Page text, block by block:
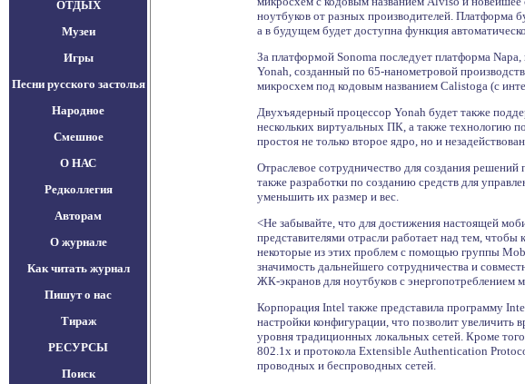
ОТДЫХ
Музеи
Игры
Песни русского застолья
Народное
Смешное
О НАС
Редколлегия
Авторам
О журнале
Как читать журнал
Пишут о нас
Тираж
РЕСУРСЫ
Поиск
ноутбуков от разных производителей. Платформа
а в будущем будет доступна функция
За платформой Sonoma последует платформа
Yonah, созданный по 65-нанометровой
микросхем под кодовым названием Calistoga (с
Двухъядерный процессор Yonah будет также
нескольких виртуальных ПК, а также технологию
простоя не только второе ядро, но и
Отраслевое сотрудничество для создания
также разработки по созданию средств для
уменьшить их размер и вес.
<Не забывайте, что для достижения настоящей
представителями отрасли работает над тем,
некоторые из этих проблем с помощью группы
значимость дальнейшего сотрудничества и
ЖК-экранов для ноутбуков с энергопотреблением
Корпорация Intel также представила программу
настройки конфигурации, что позволит
уровня традиционных локальных сетей. Кроме
802.1x и протокола Extensible Authentication
проводных и беспроводных сетей.